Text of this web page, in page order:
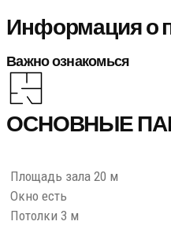
Информация о
Важно ознакомься
ОСНОВНЫЕ
Площадь зала 20 м
Окно есть
Потолки 3 м